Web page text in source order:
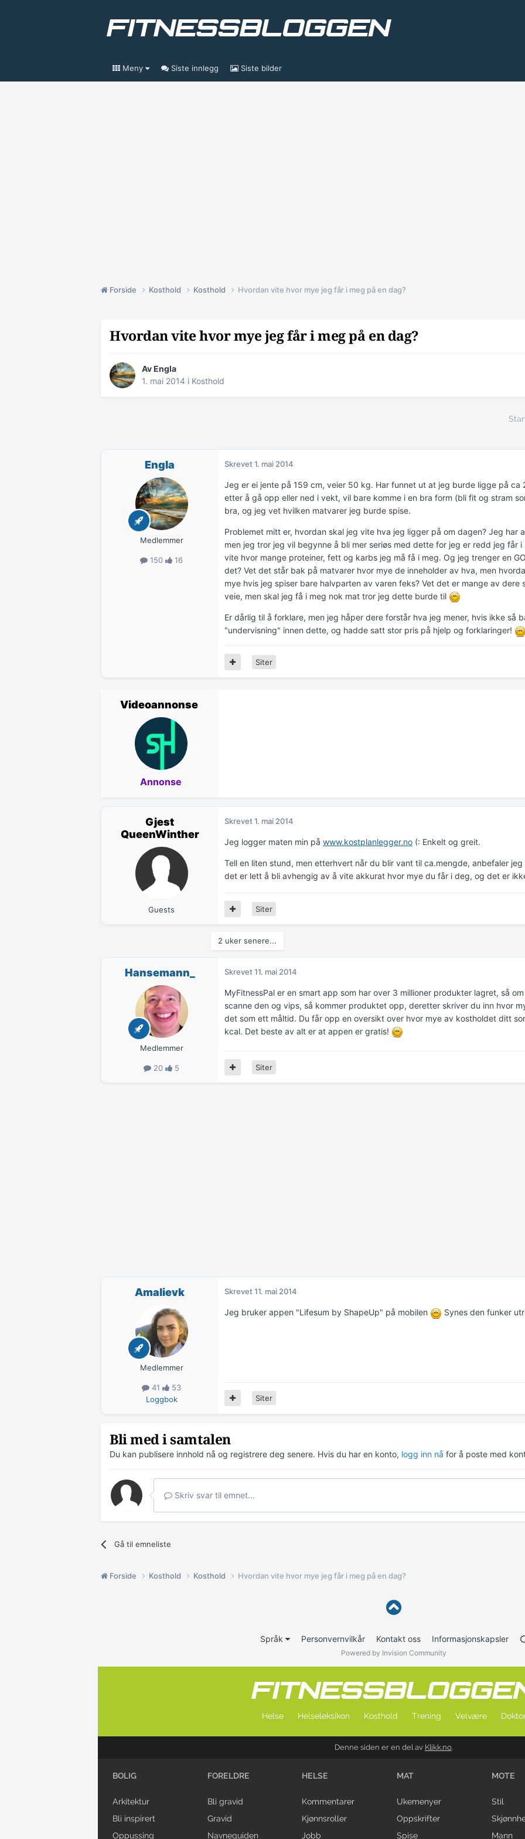
Meny Siste innlegg Siste bilder
Forside Kosthold Kosthold Hvordan vite hvor mye jeg får i meg på en dag?
Hvordan vite hvor mye jeg får i meg på en dag?
AvEngla
1. mai 2014 i Kosthold
Engla
Medlemmer
150 16
Skrevet1. mai 2014
Jeg er ei jente på 159 cm, veier 50 kg. Har funnet ut at jeg burde ligge på
etter å gå opp eller ned i vekt, vil bare komme i en bra form (bli fit og stram
bra, og jeg vet hvilken matvarer jeg burde spise.
Problemet mitt er, hvordan skal jeg vite hva jeg ligger på om dagen? Jeg har
men jeg tror jeg vil begynne å bli mer seriøs med dette for jeg er redd jeg får
vite hvor mange proteiner, fett og karbs jeg må få i meg. Og jeg trenger en
det? Vet det står bak på matvarer hvor mye de inneholder av hva, men
mye hvis jeg spiser bare halvparten av varen feks? Vet det er mange av dere
veie, men skal jeg få i meg nok mat tror jeg dette burde til
Er dårlig til å forklare, men jeg håper dere forstår hva jeg mener, hvis ikke så
"undervisning" innen dette, og hadde satt stor pris på hjelp og forklaringer!
Siter
Videoannonse
Annonse
Gjest
QueenWinther
Guests
Skrevet1. mai 2014
Jeg logger maten min på www.kostplanlegger.no (: Enkelt og greit.
Tell en liten stund, men etterhvert når du blir vant til ca.mengde, anbefaler
det er lett å bli avhengig av å vite akkurat hvor mye du får i deg, og det er
Siter
2 uker senere...
Hansemann_
Medlemmer
20 5
Skrevet11. mai 2014
MyFitnessPal er en smart app som har over 3 millioner produkter lagret, så
scanne den og vips, så kommer produktet opp, deretter skriver du inn hvor
det som ett måltid. Du får opp en oversikt over hvor mye av kostholdet ditt
kcal. Det beste av alt er at appen er gratis!
Siter
Amalievk
Medlemmer
41
53
Loggbok
Skrevet11. mai 2014
Jeg bruker appen "Lifesum by ShapeUp" på mobilen Synes den funker
Siter
Bli med i samtalen
Du kan publisere innhold nå og registrere deg senere. Hvis du har en konto, logg inn nå for å poste med
Skriv svar til emnet...
Gå til emneliste
Forside Kosthold Kosthold Hvordan vite hvor mye jeg får i meg på en dag?
Språk Personvernvilkår Kontakt oss Informasjonskapsler
Powered by Invision Community
Helse Helseleksikon Kosthold Trening Velvære
Denne siden er en del av Klikk.no.
BOLIG
Arkitektur
Bli inspirert
Oppussing
FORELDRE
Bli gravid
Gravid
Navneguiden
HELSE
Kommentarer
Kjønnsroller
Jobb
MAT
Ukemenyer
Oppskrifter
Spise
MOTE
Stil
Mann